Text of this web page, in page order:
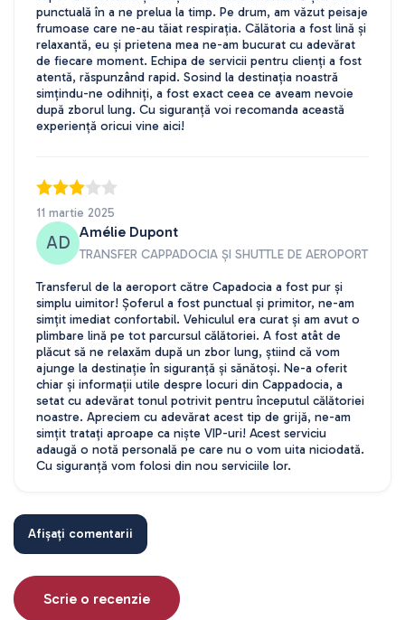
punctuală în a ne prelua la timp. Pe drum, am văzut peisaje
frumoase care ne-au tăiat respirația. Călătoria a fost lină și
relaxantă, eu și prietena mea ne-am bucurat cu adevărat
de fiecare moment. Echipa de servicii pentru clienți a fost
atentă, răspunzând rapid. Sosind la destinația noastră
simțindu-ne odihniți, a fost exact ceea ce aveam nevoie
după zborul lung. Cu siguranță voi recomanda această
experiență oricui vine aici!
11 martie 2025
AD
Amélie Dupont
TRANSFER CAPPADOCIA ȘI SHUTTLE DE AEROPORT
Transferul de la aeroport către Capadocia a fost pur și
simplu uimitor! Șoferul a fost punctual și primitor, ne-am
simțit imediat confortabil. Vehiculul era curat și am avut o
plimbare lină pe tot parcursul călătoriei. A fost atât de
plăcut să ne relaxăm după un zbor lung, știind că vom
ajunge la destinație în siguranță și sănătoși. Ne-a oferit
chiar și informații utile despre locuri din Cappadocia, a
setat cu adevărat tonul potrivit pentru începutul călătoriei
noastre. Apreciem cu adevărat acest tip de grijă, ne-am
simțit tratați aproape ca niște VIP-uri! Acest serviciu
adaugă o notă personală pe care nu o vom uita niciodată.
Cu siguranță vom folosi din nou serviciile lor.
29 iulie 2025
CD
TRANSFER CAPPADOCIA ȘI SHUTTLE DE AEROPORT
Afișați comentarii
Scrie o recenzie